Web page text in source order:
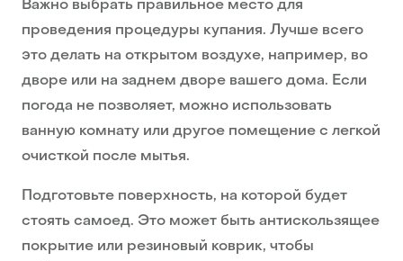
Важно выбрать правильное место для
проведения процедуры купания. Лучше всего
это делать на открытом воздухе, например, во
дворе или на заднем дворе вашего дома. Если
погода не позволяет, можно использовать
ванную комнату или другое помещение с легкой
очисткой после мытья.
Подготовьте поверхность, на которой будет
стоять самоед. Это может быть антискользящее
покрытие или резиновый коврик, чтобы